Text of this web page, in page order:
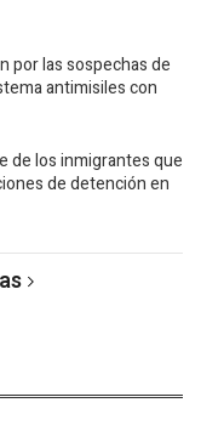
por las sospechas de
antimisiles con
de los inmigrantes que
de detención en